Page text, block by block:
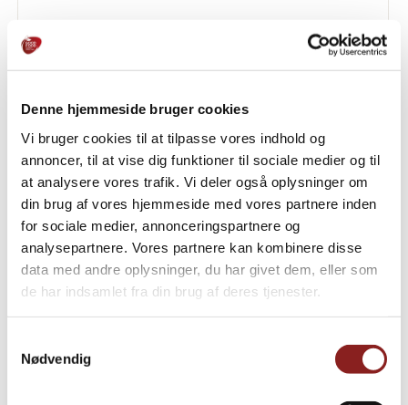
Denne hjemmeside bruger cookies
Vi bruger cookies til at tilpasse vores indhold og
annoncer, til at vise dig funktioner til sociale medier og til
at analysere vores trafik. Vi deler også oplysninger om
din brug af vores hjemmeside med vores partnere inden
for sociale medier, annonceringspartnere og
analysepartnere. Vores partnere kan kombinere disse
data med andre oplysninger, du har givet dem, eller som
de har indsamlet fra din brug af deres tjenester.
Nødvendig